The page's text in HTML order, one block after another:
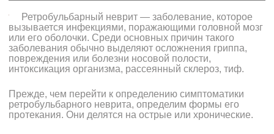
Ретробульбарный неврит— заболевание, которое
вызывается инфекциями, поражающими головной мозг
или его оболочки. Среди основных причин такого
заболевания обычно выделяют осложнения гриппа,
повреждения или болезни носовой полости,
интоксикация организма, рассеянный склероз, тиф.
Прежде, чем перейти к определению симптоматики
ретробульбарного неврита, определим формы его
протекания. Они делятся на острые или хронические.